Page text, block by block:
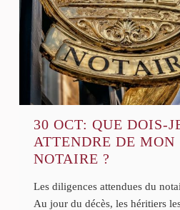
30 OCT: QUE DOIS-
ATTENDRE DE MON
NOTAIRE ?
Les diligences attendues du
Au jour du décès, les héritiers